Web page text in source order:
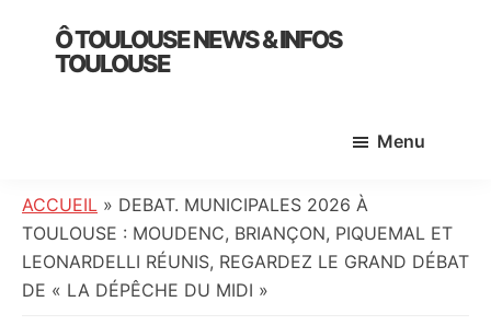
primary
Ô TOULOUSE NEWS & INFOS
TOULOUSE
:
info
locale,
société,
Menu
ACCUEIL » DEBAT. MUNICIPALES 2026 À
TOULOUSE : MOUDENC, BRIANÇON, PIQUEMAL ET
LEONARDELLI RÉUNIS, REGARDEZ LE GRAND DÉBAT
DE « LA DÉPÊCHE DU MIDI »